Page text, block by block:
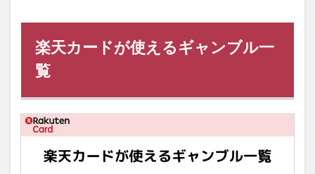
楽天カードが使えるギャンブル一
覧